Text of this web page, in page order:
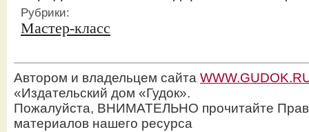
Рубрики:
Мастер-класс
Автором и владельцем сайта
«Издательский дом «Гудок».
Пожалуйста, ВНИМАТЕЛЬНО прочитайте
материалов нашего ресурса